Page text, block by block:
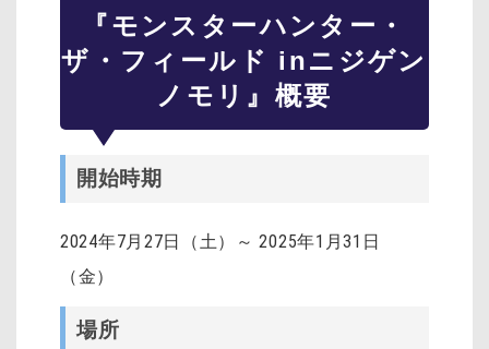
『モンスターハンター・
ザ・フィールド inニジゲン
ノモリ』概要
開始時期
2024年7月27日（土）～ 2025年1月31日
（金）
場所